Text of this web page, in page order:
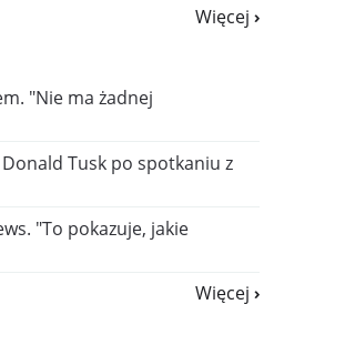
Więcej
"Nie ma żadnej
Tusk po spotkaniu z
"To pokazuje, jakie
Więcej